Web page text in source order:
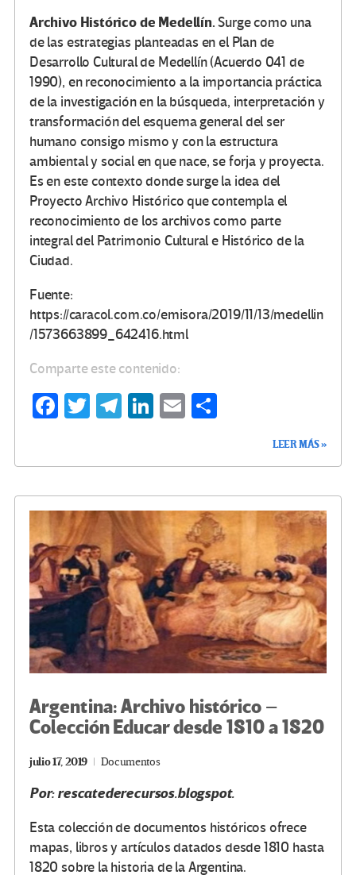
Archivo Histórico de Medellín.Surge como una
de las estrategias planteadas en el Plan de
Desarrollo Cultural de Medellín (Acuerdo 041 de
1990), en reconocimiento a la importancia práctica
de la investigación en la búsqueda, interpretación y
transformación del esquema general del ser
humano consigo mismo y con la estructura
ambiental y social en que nace, se forja y proyecta.
Es en este contexto donde surge la idea del
Proyecto Archivo Histórico que contempla el
reconocimiento de los archivos como parte
integral del Patrimonio Cultural e Histórico de la
Ciudad.
Fuente:
https://caracol.com.co/emisora/2019/11/13/medellin
/1573663899_642416.html
Comparte este contenido:
Fa
o
k
T
Te
m
Li
n
E
ar
tir
LEER MÁS »
Argentina: Archivo histórico –
Colección Educar desde 1810 a 1820
julio 17, 2019 Documentos
Por: rescatederecursos.blogspot.
Esta colección de documentos históricos ofrece
mapas, libros y artículos datados desde 1810 hasta
1820 sobre la historia de la Argentina.